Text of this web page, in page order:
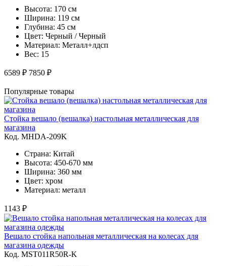
Высота: 170 см
Ширина: 119 см
Глубина: 45 см
Цвет: Черный / Черный
Материал: Металл+лдсп
Вес: 15
6589 ₽ 7850 ₽
Популярные товары
Стойка вешало (вешалка) настольная металлическая для
магазина
Код. MHDA-209K
Страна: Китай
Высота: 450-670 мм
Ширина: 360 мм
Цвет: хром
Материал: металл
1143 ₽
Вешало стойка напольная металлическая на колесах для
магазина одежды
Код. MST011R50R-K